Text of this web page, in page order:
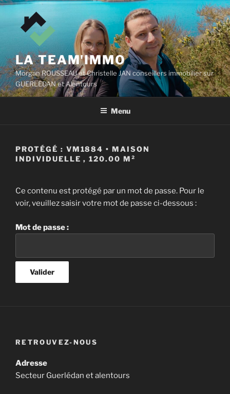
Aller
contenu
LA TEAM'IMMO
Morgan ROUSSEAU et Christelle JAN conseillers immobilier sur
GUERLEDAN et Alentours
Menu
PROTÉGÉ : VM1884 • MAISON
INDIVIDUELLE , 120.00 M²
Ce contenu est protégé par un mot de passe. Pour le
voir, veuillez saisir votre mot de passe ci-dessous :
Mot de passe :
RETROUVEZ-NOUS
Adresse
Secteur Guerlédan et alentours